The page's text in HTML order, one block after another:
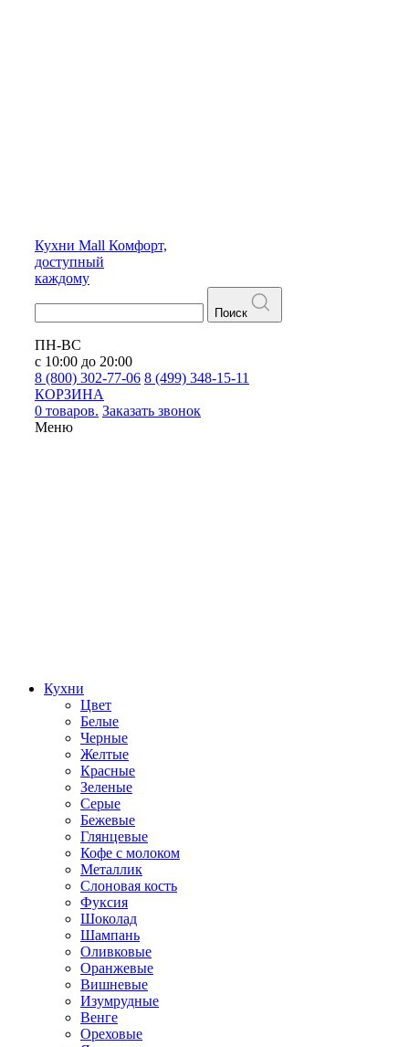
Кухни Mall Комфорт,
доступный
каждому
Поиск
ПН-ВС
с 10:00 до 20:00
8 (800) 302-77-06 8 (499) 348-15-11
КОРЗИНА
0 товаров. Заказать звонок
Меню
Кухни
Цвет
Белые
Черные
Желтые
Красные
Зеленые
Серые
Бежевые
Глянцевые
Кофе с молоком
Металлик
Слоновая кость
Фуксия
Шоколад
Шампань
Оливковые
Оранжевые
Вишневые
Изумрудные
Венге
Ореховые